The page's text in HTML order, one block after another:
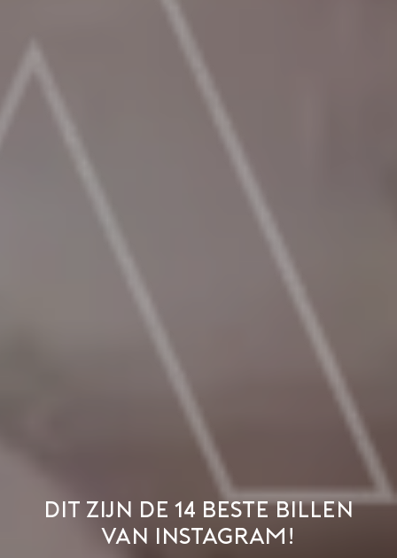
Dit zijn de 14 beste billen
van Instagram!